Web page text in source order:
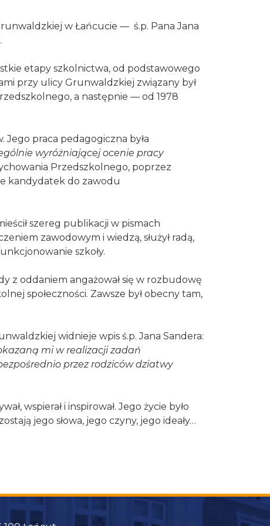
w Łańcucie — ś.p. Pana Jana
etapy szkolnictwa, od podstawowego
przy ulicy Grunwaldzkiej związany był
a następnie — od 1978
Jego praca pedagogiczna była
wyróżniającej ocenie pracy
Przedszkolnego, poprzez
kandydatek do zawodu
szereg publikacji w pismach
zawodowym i wiedzą, służył radą,
szkoły.
z oddaniem angażował się w rozbudowę
społeczności. Zawsze był obecny tam,
widnieje wpis ś.p. Jana Sandera:
mi w realizacji zadań
przez rodziców dziatwy
wspierał i inspirował. Jego życie było
jego słowa, jego czyny, jego ideały…